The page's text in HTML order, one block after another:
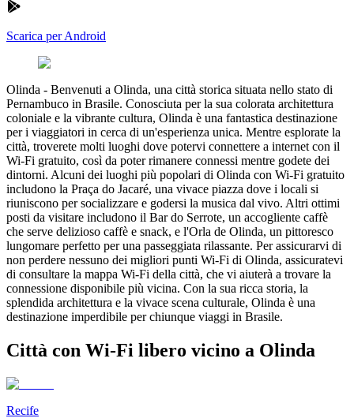
Scarica per Android
Olinda - Benvenuti a Olinda, una città storica situata nello stato di
Pernambuco in Brasile. Conosciuta per la sua colorata architettura
coloniale e la vibrante cultura, Olinda è una fantastica destinazione
per i viaggiatori in cerca di un'esperienza unica. Mentre esplorate la
città, troverete molti luoghi dove potervi connettere a internet con il
Wi-Fi gratuito, così da poter rimanere connessi mentre godete dei
dintorni. Alcuni dei luoghi più popolari di Olinda con Wi-Fi gratuito
includono la Praça do Jacaré, una vivace piazza dove i locali si
riuniscono per socializzare e godersi la musica dal vivo. Altri ottimi
posti da visitare includono il Bar do Serrote, un accogliente caffè
che serve delizioso caffè e snack, e l'Orla de Olinda, un pittoresco
lungomare perfetto per una passeggiata rilassante. Per assicurarvi di
non perdere nessuno dei migliori punti Wi-Fi di Olinda, assicuratevi
di consultare la mappa Wi-Fi della città, che vi aiuterà a trovare la
connessione disponibile più vicina. Con la sua ricca storia, la
splendida architettura e la vivace scena culturale, Olinda è una
destinazione imperdibile per chiunque viaggi in Brasile.
Città con Wi-Fi libero vicino a Olinda
Recife